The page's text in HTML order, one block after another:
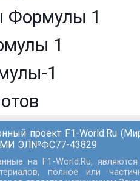
Формулы 1
1
1
проект F1-World.Ru
ЭЛ№ФС77-43829
на F1-World.Ru,
полное или